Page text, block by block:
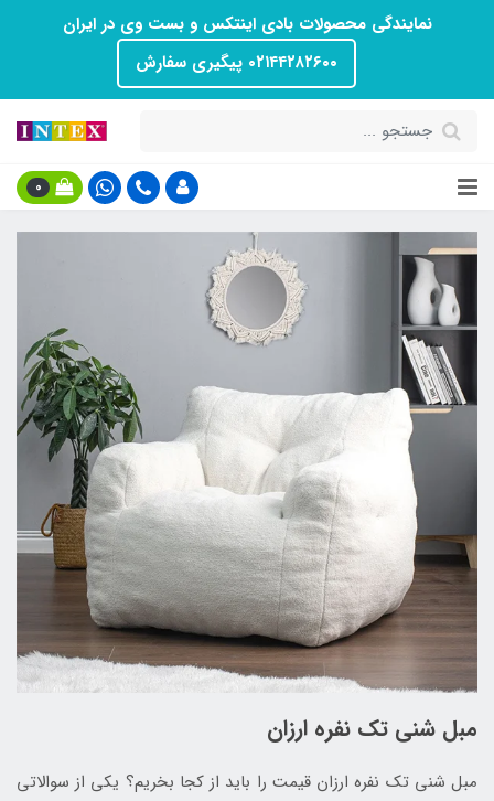
نمایندگی محصولات بادی اینتکس و بست وی در ایران
۰۲۱۴۴۲۸۲۶۰۰ پیگیری سفارش
0
مبل شنی تک نفره ارزان
مبل شنی تک نفره ارزان قیمت را باید از کجا بخریم؟ یکی از سوالاتی